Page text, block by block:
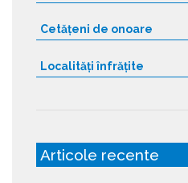
Cetățeni de onoare
Localități înfrățite
Articole recente